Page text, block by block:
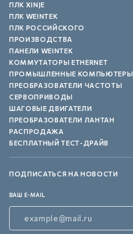
ПЛК XINJE
ПЛК WEINTEK
ПЛК РОССИЙСКОГО
ПРОИЗВОДСТВА
ПАНЕЛИ WEINTEK
КОММУТАТОРЫ ETHERNET
ПРОМЫШЛЕННЫЕ КОМПЬЮТЕРЫ
ПРЕОБРАЗОВАТЕЛИ ЧАСТОТЫ
СЕРВОПРИВОДЫ
ШАГОВЫЕ ДВИГАТЕЛИ
ПРЕОБРАЗОВАТЕЛИ ЛАНТАН
РАСПРОДАЖА
БЕСПЛАТНЫЙ ТЕСТ-ДРАЙВ
ПОДПИСАТЬСЯ НА НОВОСТИ
ВАШ E-MAIL